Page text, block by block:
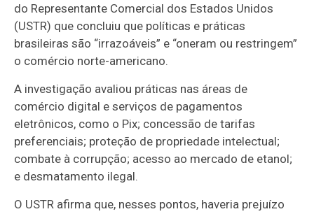
do Representante Comercial dos Estados Unidos
(USTR) que concluiu que políticas e práticas
brasileiras são “irrazoáveis” e “oneram ou restringem”
o comércio norte-americano.
A investigação avaliou práticas nas áreas de
comércio digital e serviços de pagamentos
eletrônicos, como o Pix; concessão de tarifas
preferenciais; proteção de propriedade intelectual;
combate à corrupção; acesso ao mercado de etanol;
e desmatamento ilegal.
O USTR afirma que, nesses pontos, haveria prejuízo